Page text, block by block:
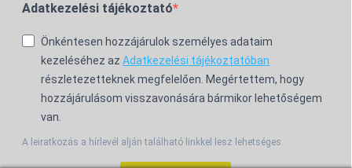
Adatkezelési tájékoztató
Önkéntesen hozzájárulok személyes adataim
kezeléséhez az Adatkezelési tájékoztatóban
részletezetteknek megfelelően. Megértettem, hogy
hozzájárulásom visszavonására bármikor lehetőségem
van.
A leiratkozás a hírlevél alján található linkkel lesz lehetséges.